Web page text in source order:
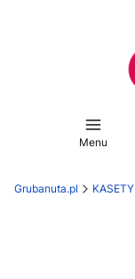
Menu
Grubanuta.pl KASETY